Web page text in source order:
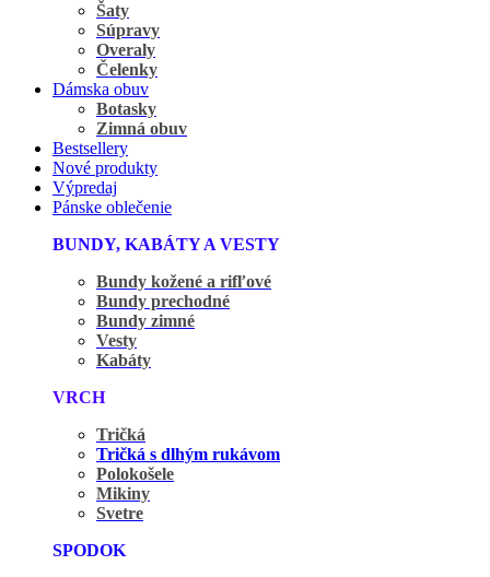
Šaty
Súpravy
Overaly
Čelenky
Dámska obuv
Botasky
Zimná obuv
Bestsellery
Nové produkty
Výpredaj
Pánske oblečenie
BUNDY, KABÁTY A VESTY
Bundy kožené a rifľové
Bundy prechodné
Bundy zimné
Vesty
Kabáty
VRCH
Tričká
Tričká s dlhým rukávom
Polokošele
Mikiny
Svetre
SPODOK